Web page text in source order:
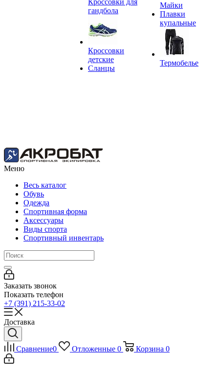
Кроссовки для
гандбола
Кроссовки
детские
Сланцы
Майки
Плавки
купальные
Термобелье
Меню
Весь каталог
Обувь
Одежда
Спортивная форма
Аксессуары
Виды спорта
Спортивный инвентарь
Заказать звонок
Показать телефон
+7 (391) 215-33-02
Доставка
Сравнение0 Отложенные 0 Корзина 0